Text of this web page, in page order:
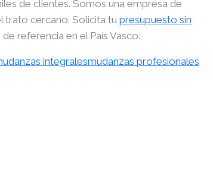
de clientes. Somos una empresa de
trato cercano. Solicita tu presupuesto sin
referencia en el País Vasco.
integralesmudanzas profesionales